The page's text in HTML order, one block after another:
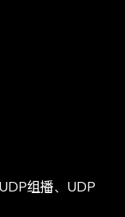
组播、UDP